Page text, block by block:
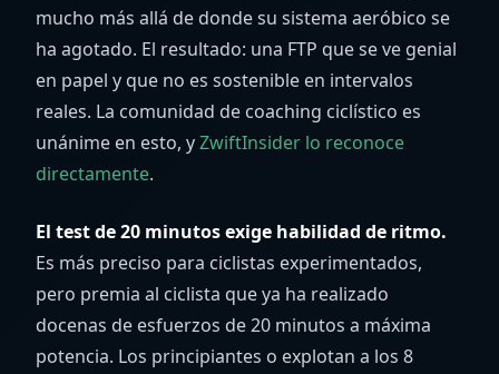
mucho más allá de donde su sistema aeróbico se
ha agotado. El resultado: una FTP que se ve genial
en papel y que no es sostenible en intervalos
reales. La comunidad de coaching ciclístico es
unánime en esto, yZwiftInsider lo reconoce
directamente.
El test de 20 minutos exige habilidad de ritmo.
Es más preciso para ciclistas experimentados,
pero premia al ciclista que ya ha realizado
docenas de esfuerzos de 20 minutos a máxima
potencia. Los principiantes o explotan a los 8